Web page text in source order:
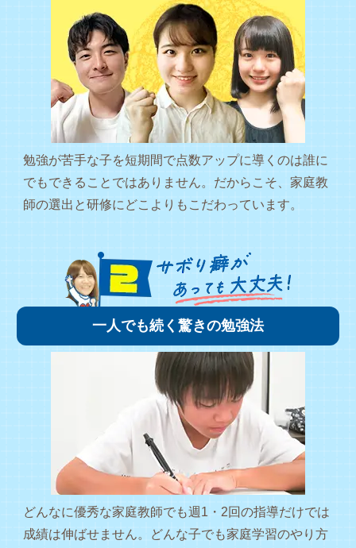
勉強が苦手な子を短期間で点数アップに導くのは誰に
でもできることではありません。だからこそ、家庭教
師の選出と研修にどこよりもこだわっています。
一人でも続く驚きの勉強法
どんなに優秀な家庭教師でも週1・2回の指導だけでは
成績は伸ばせません。どんな子でも家庭学習のやり方